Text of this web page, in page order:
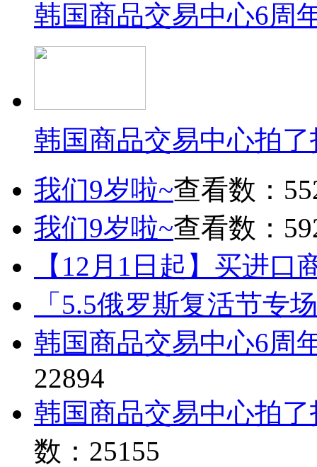
韩国商品交易中心6周
韩国商品交易中心拍
我们9岁啦~查看数：
我们9岁啦~查看数：
【12月1日起】买进口
「5.5俄罗斯复活节专
韩国商品交易中心6周
22894
韩国商品交易中心拍
数：25155